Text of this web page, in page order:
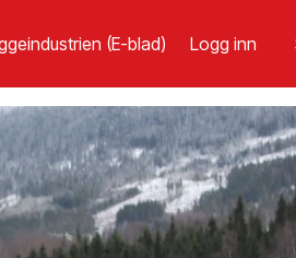
(E-blad) Logg inn